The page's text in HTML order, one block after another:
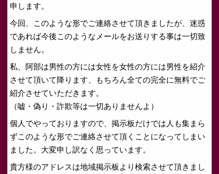
申します。
今回、このような形でご連絡させて頂きましたが、迷惑
であれば今後このようなメールをお送りする事は一切致
しません。
私、阿部は男性の方には女性を女性の方には男性を紹介
させて頂いて降ります、もちろん全ての完全に無料でご
紹介させていただきます。
（嘘・偽り・詐欺等は一切ありませんよ）
個人でやっておりますので、掲示板だけでは人も集まら
ずこのような形でご連絡させて頂くことになってしまい
ました。大変申し訳なく思っています。
貴方様のアドレスは地域掲示板より検索させて頂きまし